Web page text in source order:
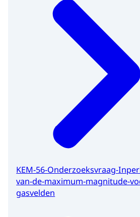
KEM-56-Onderzoeksvraag-
van-de-maximum-magnitude-
gasvelden